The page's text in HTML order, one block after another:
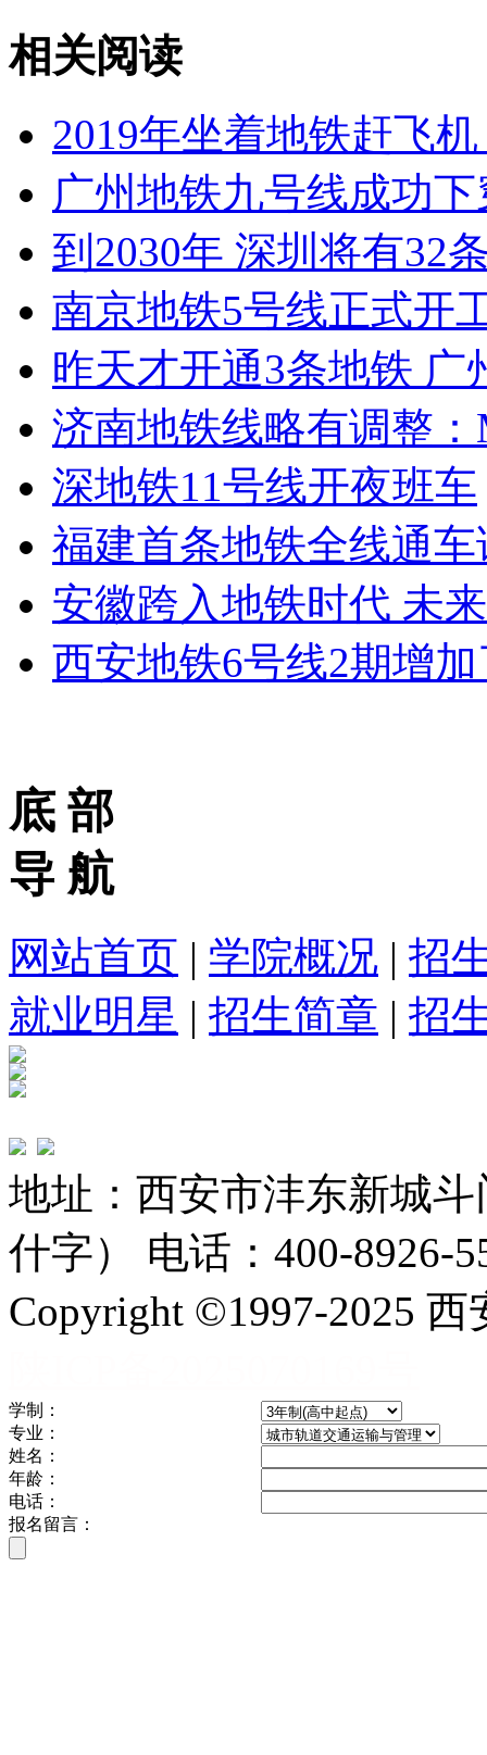
相关阅读
2019年坐着地铁赶飞
广州地铁九号线成功
到2030年 深圳将有32
南京地铁5号线正式开
昨天才开通3条地铁 广
济南地铁线略有调整
深地铁11号线开夜班车
福建首条地铁全线通
安徽跨入地铁时代 未
西安地铁6号线2期增
底 部
导 航
网站首页 | 学院概况 | 招
就业明星 | 招生简章 | 招
地址：西安市沣东新城
什字） 电话：400-8926-
Copyright ©1997-2025
学制：
专业：
姓名：
年龄：
电话：
报名留言：